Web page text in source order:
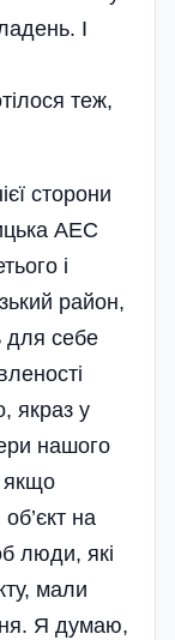
І
теж,
сторони
АЕС
і
район,
для себе
якраз у
нашого
якщо
на
люди, які
мали
Я думаю,